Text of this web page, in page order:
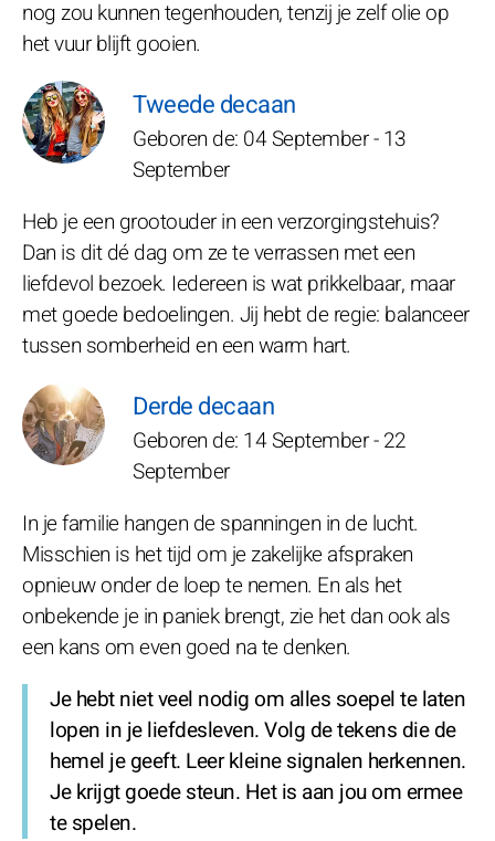
nog zou kunnen tegenhouden, tenzij je zelf olie op
het vuur blijft gooien.
Tweede decaan
Geboren de: 04 September - 13
September
Heb je een grootouder in een verzorgingstehuis?
Dan is dit dé dag om ze te verrassen met een
liefdevol bezoek. Iedereen is wat prikkelbaar, maar
met goede bedoelingen. Jij hebt de regie: balanceer
tussen somberheid en een warm hart.
Derde decaan
Geboren de: 14 September - 22
September
In je familie hangen de spanningen in de lucht.
Misschien is het tijd om je zakelijke afspraken
opnieuw onder de loep te nemen. En als het
onbekende je in paniek brengt, zie het dan ook als
een kans om even goed na te denken.
Je hebt niet veel nodig om alles soepel te laten
lopen in je liefdesleven. Volg de tekens die de
hemel je geeft. Leer kleine signalen herkennen.
Je krijgt goede steun. Het is aan jou om ermee
te spelen.